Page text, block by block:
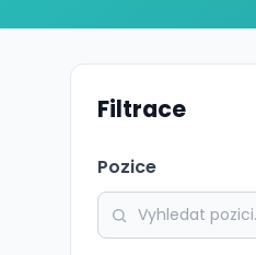
Filtrace
Pozice